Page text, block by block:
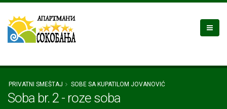
PRIVATNI SMEŠTAJ SOBE SA KUPATILOM JOVANOVIĆ
Soba br. 2 - roze soba